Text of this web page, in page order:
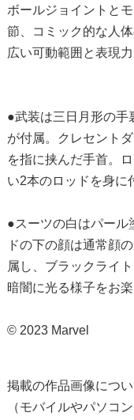
ボールジョイントと
節、コミック的な人
広い可動範囲と表現
●武装は三日月形の手
が付属。クレセント
を指に挟んだ手首。
い2本のロッドを身に
●スーツの白はパール
ドの下の顔は通常顔
属し、ブラックライ
暗闇に光る様子をお
© 2023 Marvel
掲載の作品画像につ
（モバイルやパソコ